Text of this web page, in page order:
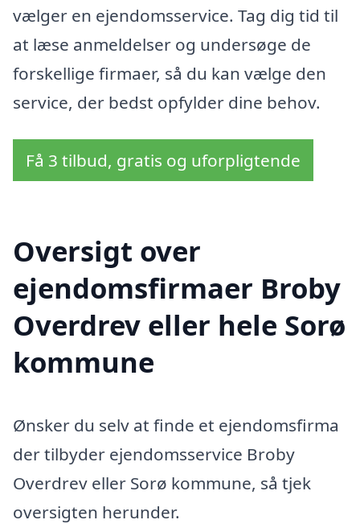
vælger en ejendomsservice. Tag dig tid til
at læse anmeldelser og undersøge de
forskellige firmaer, så du kan vælge den
service, der bedst opfylder dine behov.
Få 3 tilbud, gratis og uforpligtende
Oversigt over
ejendomsfirmaer Broby
Overdrev eller hele Sorø
kommune
Ønsker du selv at finde et ejendomsfirma
der tilbyder ejendomsservice Broby
Overdrev eller Sorø kommune, så tjek
oversigten herunder.